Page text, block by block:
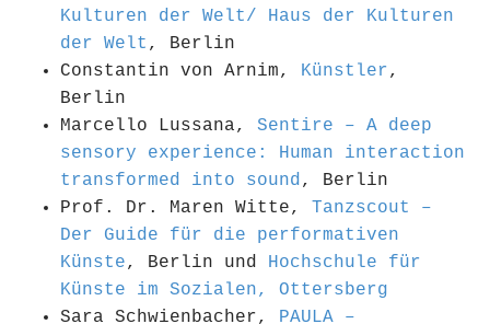
Kulturen der Welt/ Haus der Kulturen
der Welt , Berlin
Constantin von Arnim, Künstler,
Berlin
Marcello Lussana, Sentire – A deep
sensory experience: Human interaction
transformed into sound, Berlin
Prof. Dr. Maren Witte, Tanzscout –
Der Guide für die performativen
Künste, Berlin und Hochschule für
Künste im Sozialen, Ottersberg
Sara Schwienbacher, PAULA –